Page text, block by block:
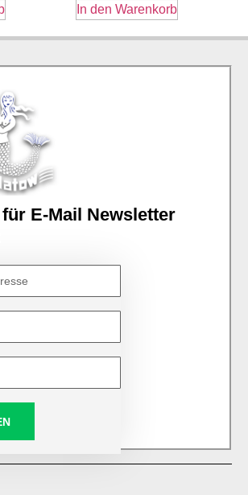
In den Warenkorb
E-Mail Newsletter